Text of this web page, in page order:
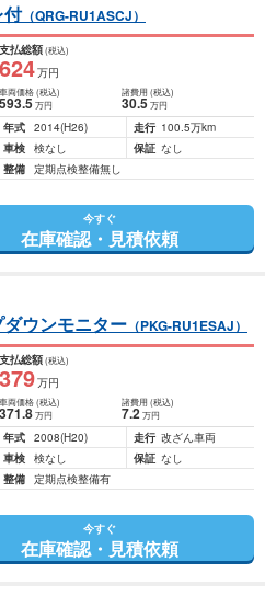
付（QRG-RU1ASCJ）
支払総額(税込)
624万円
車両価格(税込)
593.5万円
諸費用 (税込)
30.5 万円
年式 2014(H26) 走行 100.5万km
車検 検なし 保証 なし
整備 定期点検整備無し
今すぐ
在庫確認・見積依頼
ウンモニター （PKG-RU1ESAJ）
支払総額(税込)
379万円
車両価格(税込)
371.8万円
諸費用 (税込)
7.2 万円
年式 2008(H20) 走行 改ざん車両
車検 検なし 保証 なし
整備 定期点検整備有
今すぐ
在庫確認・見積依頼